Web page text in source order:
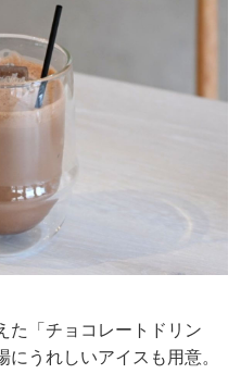
た「チョコレートドリン
うれしいアイスも用意。